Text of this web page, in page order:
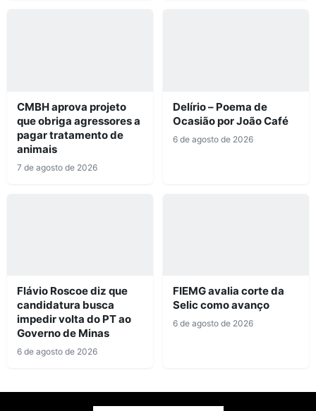
CMBH aprova projeto
que obriga agressores a
pagar tratamento de
animais
7 de agosto de 2026
Delírio – Poema de
Ocasião por João Café
6 de agosto de 2026
Flávio Roscoe diz que
candidatura busca
impedir volta do PT ao
Governo de Minas
6 de agosto de 2026
FIEMG avalia corte da
Selic como avanço
6 de agosto de 2026